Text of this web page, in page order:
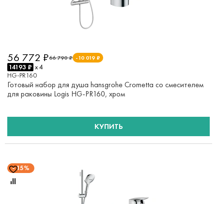
66 790 ₽ -10 019 ₽
56 772 ₽
14193 ₽ x 4
HG-PR160
Готовый набор для душа hansgrohe Crometta со смесителем
для раковины Logis HG-PR160, хром
КУПИТЬ
15%